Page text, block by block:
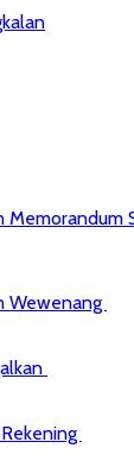
Memorandum
Wewenang